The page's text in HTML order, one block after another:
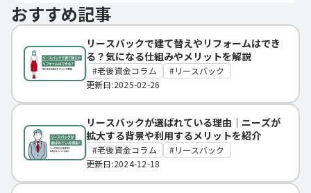
おすすめ記事
リースバックで建て替えやリフォームはでき
る？気になる仕組みやメリットを解説
老後資金コラム
リースバック
更新日:2025-02-26
リースバックが選ばれている理由｜ニーズが
拡大する背景や利用するメリットを紹介
老後資金コラム
リースバック
更新日:2024-12-18